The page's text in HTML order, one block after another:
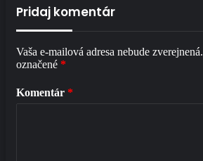
Pridaj komentár
Vaša e-mailová adresa nebude zverejnená.
označené *
Komentár *